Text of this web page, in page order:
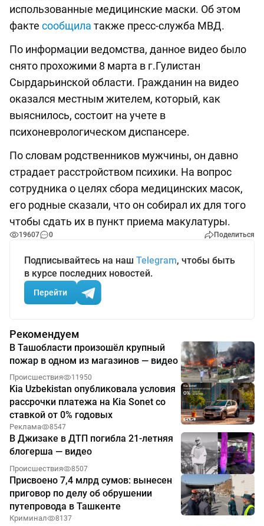
использованные медицинские маски. Об этом
факте сообщила также пресс-служба МВД.
По информации ведомства, данное видео было
снято прохожими 8 марта в г.Гулистан
Сырдарьинской области. Гражданин на видео
оказался местным жителем, который, как
выяснилось, состоит на учете в
психоневрологическом диспансере.
По словам родственников мужчины, он давно
страдает расстройством психики. На вопрос
сотрудника о целях сбора медицинских масок,
его родные сказали, что он собирал их для того
чтобы сдать их в пункт приема макулатуры.
19607 0 Поделиться
Подписывайтесь на наш Telegram, чтобы быть
в курсе последних новостей.
Перейти
Рекомендуем
В Ташобласти произошёл крупный
пожар в одном из магазинов — видео
Происшествия 11950
Kia Uzbekistan опубликовала условия
рассрочки платежа на Kia Sonet со
ставкой от 0% годовых
Реклама 8547
В Джизаке в ДТП погибла 21-летняя
блогерша — видео
Происшествия 8507
Присвоено 7,4 млрд сумов: вынесен
приговор по делу об обрушении
путепровода в Ташкенте
Криминал 8137